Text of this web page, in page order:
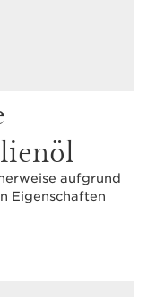
aufgrund
Eigenschaften